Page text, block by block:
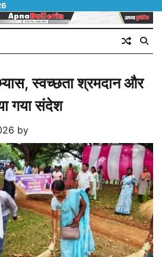
स्वच्छता श्रमदान और
गया संदेश
by